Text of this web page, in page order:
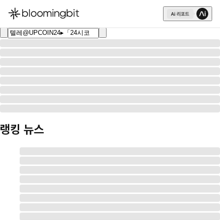
한국어
English
日本語
랭킹 뉴스